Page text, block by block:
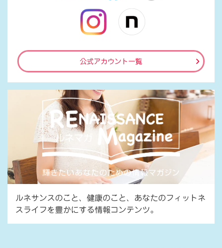
公式アカウント一覧
ルネサンスのこと、健康のこと、あなたのフィットネ
スライフを豊かにする情報コンテンツ。